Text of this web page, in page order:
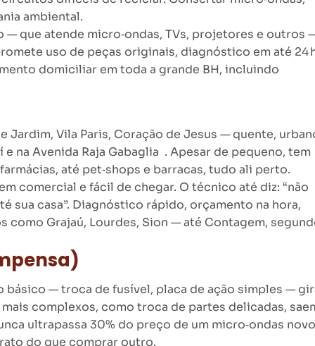
ambiental.
— que atende micro‑ondas, TVs, projetores e outros
uso de peças originais, diagnóstico em até 24
domiciliar em toda a grande BH, incluindo
Jardim, Vila Paris, Coração de Jesus — quente,
na Avenida Raja Gabaglia . Apesar de pequeno, tem
até pet‑shops e barracas, tudo ali perto.
comercial e fácil de chegar. O técnico até diz: “não
sua casa”. Diagnóstico rápido, orçamento na hora,
como Grajaú, Lourdes, Sion — até Contagem,
básico — troca de fusível, placa de ação simples —
mais complexos, como troca de partes delicadas,
ultrapassa 30% do preço de um micro‑ondas
do que comprar outro.